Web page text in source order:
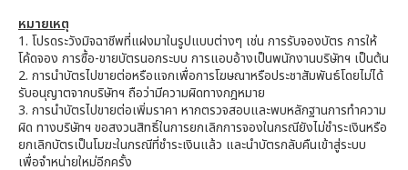
หมายเหตุ
1. โปรดระวังมิจฉาชีพที่แฝงมาในรูปแบบต่างๆ เช่น การรับจองบัตร การให้
โค้ดจอง การซื้อ-ขายบัตรนอกระบบ การแอบอ้างเป็นพนักงานบริษัทฯ เป็นต้น
2. การนำบัตรไปขายต่อหรือแจกเพื่อการโฆษณาหรือประชาสัมพันธ์โดยไม่ได้
รับอนุญาตจากบริษัทฯ ถือว่ามีความผิดทางกฎหมาย
3. การนำบัตรไปขายต่อเพิ่มราคา หากตรวจสอบและพบหลักฐานการทำความ
ผิด ทางบริษัทฯ ขอสงวนสิทธิ์ในการยกเลิกการจองในกรณียังไม่ชำระเงินหรือ
ยกเลิกบัตรเป็นโมฆะในกรณีที่ชำระเงินแล้ว และนำบัตรกลับคืนเข้าสู่ระบบ
เพื่อจำหน่ายใหม่อีกครั้ง